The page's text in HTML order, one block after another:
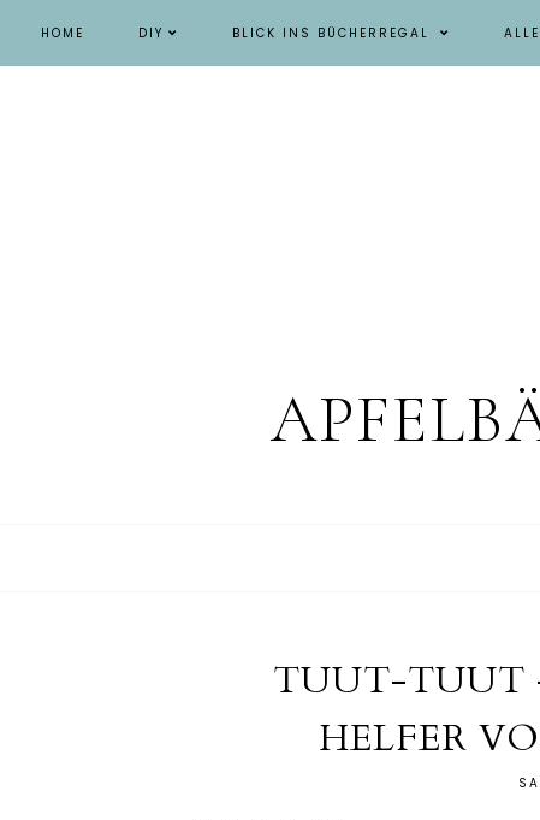
HOME DIY BLICK INS BÜCHERREGAL
TUUT-TUUT
HELFER